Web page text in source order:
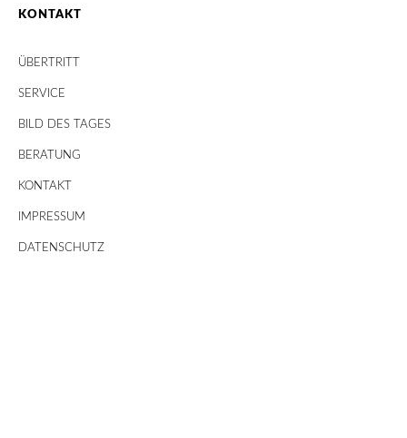
KONTAKT
ÜBERTRITT
SERVICE
BILD DES TAGES
BERATUNG
KONTAKT
IMPRESSUM
DATENSCHUTZ